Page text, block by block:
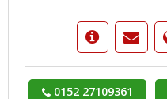
0152 27109361